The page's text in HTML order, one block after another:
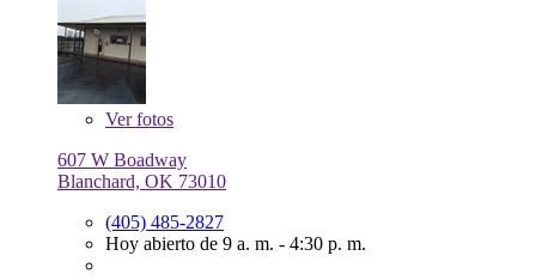
Verfotos
607 W Boadway
Blanchard, OK 73010
(405) 485-2827
Hoy abierto de 9 a. m. - 4:30 p. m.